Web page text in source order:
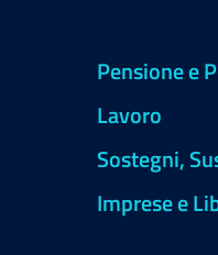
Pensione e
Lavoro
Sostegni,
Imprese e